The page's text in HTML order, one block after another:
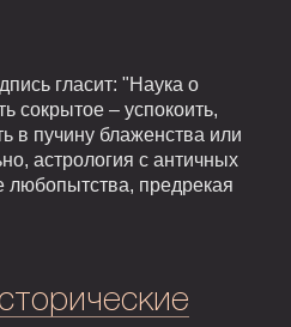
гласит: "Наука о
сокрытое – успокоить,
в пучину блаженства или
астрология с античных
любопытства, предрекая